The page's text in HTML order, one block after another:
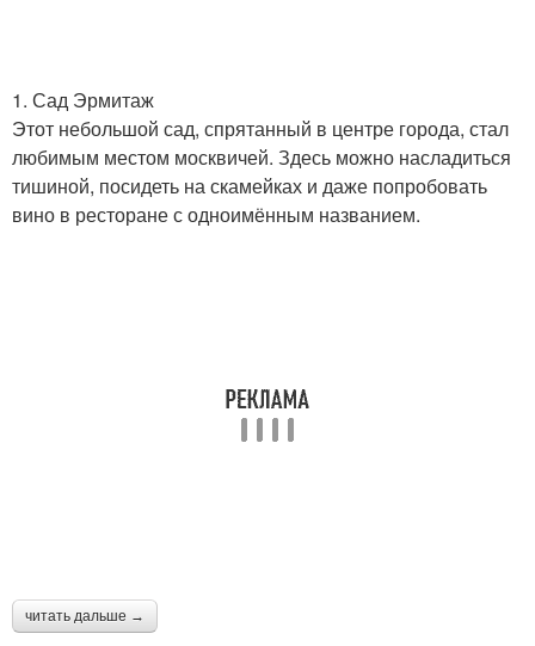
1. Сад Эрмитаж
Этот небольшой сад, спрятанный в центре города, стал
любимым местом москвичей. Здесь можно насладиться
тишиной, посидеть на скамейках и даже попробовать
вино в ресторане с одноимённым названием.
читать дальше →